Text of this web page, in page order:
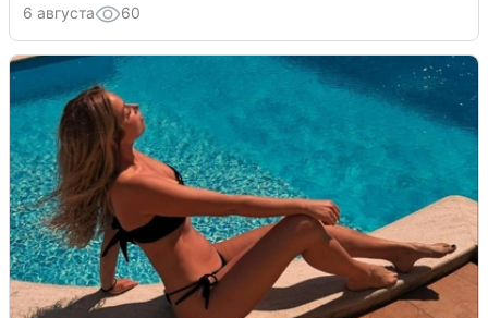
6 августа 60